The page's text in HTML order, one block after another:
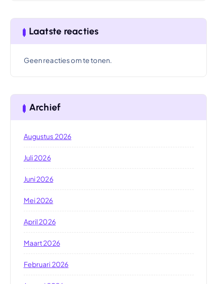
Laatste reacties
Geen reacties om te tonen.
Archief
Augustus 2026
Juli 2026
Juni 2026
Mei 2026
April 2026
Maart 2026
Februari 2026